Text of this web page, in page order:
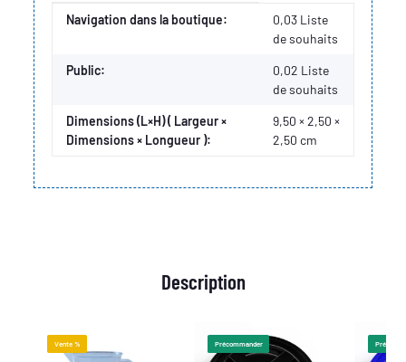
Valeur
Fabricant
Navigation dans la boutique:
0,03 Liste
de souhaits
Public: 0,02 Liste
de souhaits
Dimensions (L×H) ( Largeur ×
Dimensions × Longueur ):
9,50 × 2,50 ×
2,50 cm
Description
Vente % Précommander